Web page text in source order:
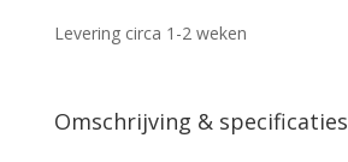
set
Levering circa 1-2 weken
Omschrijving & specificaties